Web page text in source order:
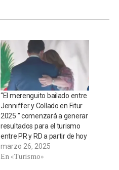
“El merenguito bailado entre
Jenniffer y Collado en Fitur
2025 ” comenzará a generar
resultados para el turismo
entre PR y RD a partir de hoy
marzo 26, 2025
En «Turismo»